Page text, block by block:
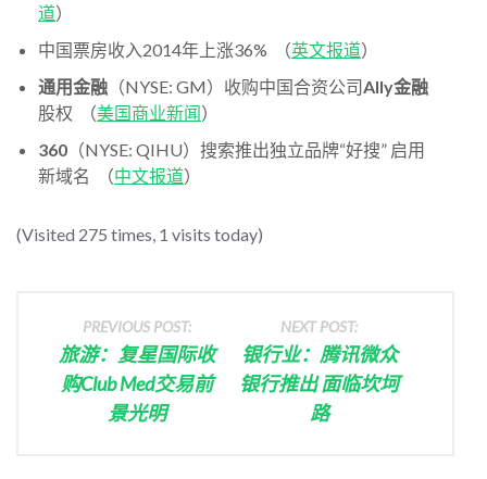
道）
中国票房收入2014年上涨36% （英文报道）
通用金融 （NYSE: GM）收购中国合资公司Ally金融
股权
（美国商业新闻）
360 （NYSE: QIHU）搜索推出独立品牌“好搜” 启用
新域名 （中文报道）
(Visited 275 times, 1 visits today)
PREVIOUS POST:
旅游：复星国际收
购Club Med交易前
景光明
NEXT POST:
银行业：腾讯微众
银行推出 面临坎坷
路